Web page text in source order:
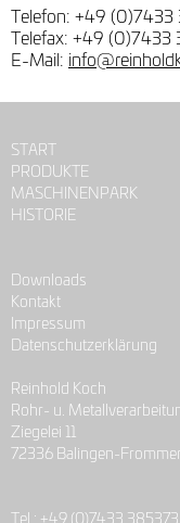
Telefon: +49 (0)7433
Telefax: +49 (0)7433
E-Mail:
START
PRODUKTE
MASCHINENPARK
HISTORIE
Downloads
Kontakt
Impressum
Datenschutzerklärung
Reinhold Koch
Rohr- u.
Ziegelei 11
72336 Balingen-
Tel.: +49 (0)7433 385373